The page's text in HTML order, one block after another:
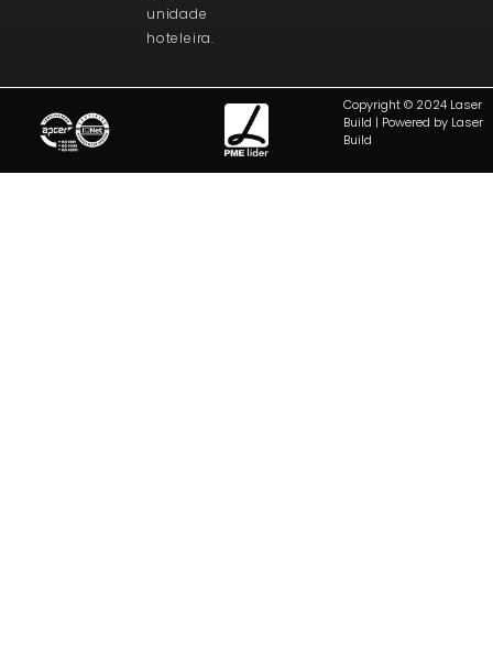
unidade
hoteleira.
Copyright © 2024 Laser
Build | Powered by Laser
Build